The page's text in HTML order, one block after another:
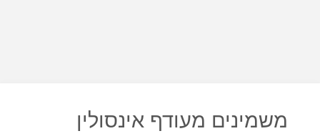
משמינים מעודף אינסולין